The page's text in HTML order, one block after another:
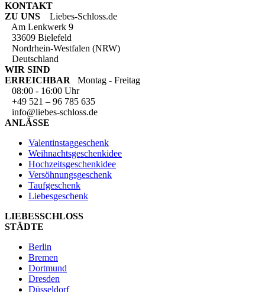
KONTAKT
ZU UNS
Liebes-Schloss.de
Am Lenkwerk 9
33609 Bielefeld
Nordrhein-Westfalen (NRW)
Deutschland
WIR SIND
ERREICHBAR
Montag - Freitag
08:00 - 16:00 Uhr
+49 521 – 96 785 635
info@liebes-schloss.de
ANLÄSSE
Valentinstaggeschenk
Weihnachtsgeschenkidee
Hochzeitsgeschenkidee
Versöhnungsgeschenk
Taufgeschenk
Liebesgeschenk
LIEBESSCHLOSS
STÄDTE
Berlin
Bremen
Dortmund
Dresden
Düsseldorf